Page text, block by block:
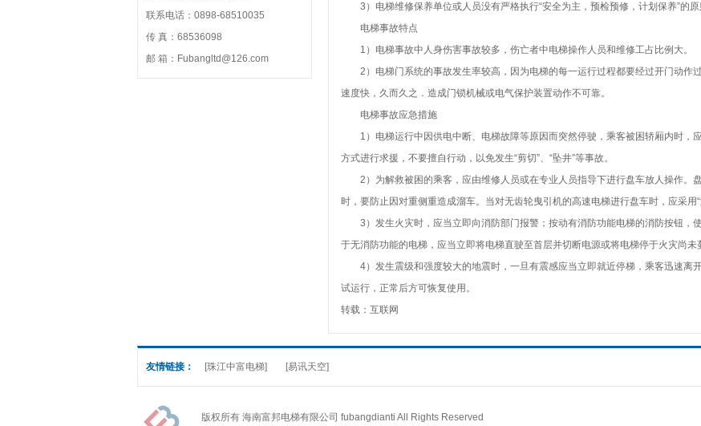
联系电话：0898-68510035
传 真：68536098
邮 箱：Fubangltd@126.com
3）电梯维修保养单位或人员没有严格执行“安全为主，预检预修，计划保养”的原
电梯事故特点
1）电梯事故中人身伤害事故较多，伤亡者中电梯操作人员和维修工占比例大。
2）电梯门系统的事故发生率较高，因为电梯的每一运行过程都要经过开门动作
速度快，久而久之．造成门锁机械或电气保护装置动作不可靠。
电梯事故应急措施
1）电梯运行中因供电中断、电梯故障等原因而突然停驶，乘客被困轿厢内时，
方式进行求援，不要擅自行动，以免发生“剪切”、“坠井”等事故。
2）为解救被困的乘客，应由维修人员或在专业人员指导下进行盘车放人操作。
时，要防止因对重侧重造成溜车。当对无齿轮曳引机的高速电梯进行盘车时，应采用
3）发生火灾时，应当立即向消防部门报警；按动有消防功能电梯的消防按钮，
于无消防功能的电梯，应当立即将电梯直驶至首层并切断电源或将电梯停于火灾尚未
4）发生震级和强度较大的地震时，一旦有震感应当立即就近停梯，乘客迅速离
试运行，正常后方可恢复使用。
转载：互联网
友情链接： [珠江中富电梯] [易讯天空]
版权所有 海南富邦电梯有限公司 fubangdianti All Rights Reserved